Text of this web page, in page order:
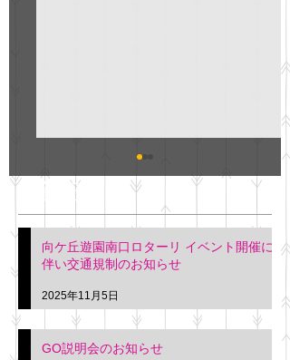
明日(11月6日)午後3時～5
階会議室にてGOの説明会
を行います。 神奈川個人
タクシー協同組合 専務 佐
久間
最新記事
向ケ丘遊園南口ロターリ イベント開催に
伴い交通規制のお知らせ
2025年11月5日
GO説明会のお知らせ